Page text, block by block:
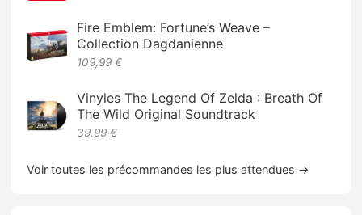
Fire Emblem: Fortune’s Weave –
Collection Dagdanienne
109,99 €
Vinyles The Legend Of Zelda : Breath Of
The Wild Original Soundtrack
39.99 €
Voir toutes les précommandes les plus attendues →